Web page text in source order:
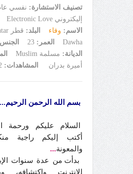
تصنيف الاستشارة: نفسي
إليكتروني Electronic Love
الاسم: وفاء البلد:
Dawha
العمر: 23
الديانة: مسلمة Muslim
أميرة بدران
المشاهدات:
بسم الله الرحمن الرحيم...
السلام عليكم ورحمة
أكتب إليكم راجية
والمعونة...
بدأت من عدة سنوات
الإنترنت